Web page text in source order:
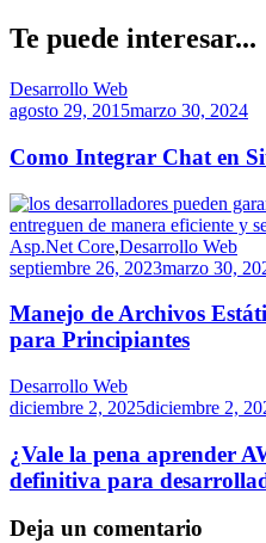
Te puede interesar...
Desarrollo Web
agosto 29, 2015marzo 30, 2024
Como Integrar Chat en
Asp.Net Core,Desarrollo Web
septiembre 26, 2023marzo 30,
Manejo de Archivos
para Principiantes
Desarrollo Web
diciembre 2, 2025diciembre 2,
¿Vale la pena aprender
definitiva para
Deja un comentario